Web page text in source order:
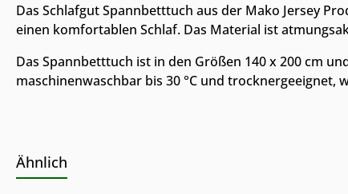
Das Schlafgut Spannbetttuch aus der Mako Jersey
einen komfortablen Schlaf. Das Material ist
Das Spannbetttuch ist in den Größen 140 x 200 cm
maschinenwaschbar bis 30 °C und
Ähnlich